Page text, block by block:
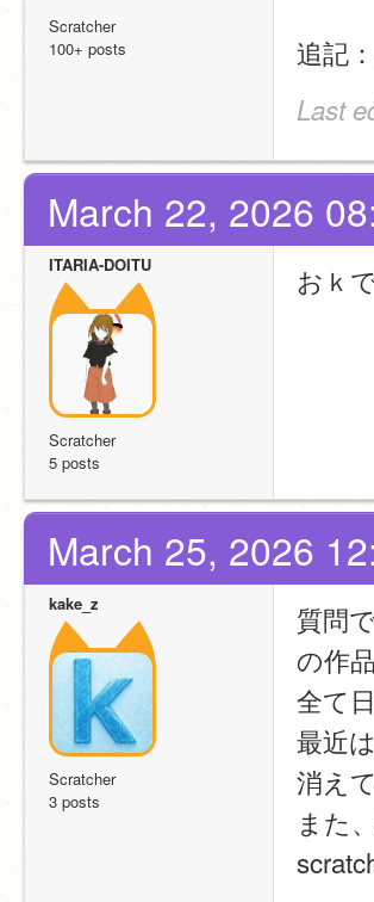
Scratcher
100+ posts
追記
Last
March 22, 2026
ITARIA-DOITU
Scratcher
5 posts
おｋ
March 25, 2026
kake_z
Scratcher
3 posts
質問
の作
全て
最近
消え
また